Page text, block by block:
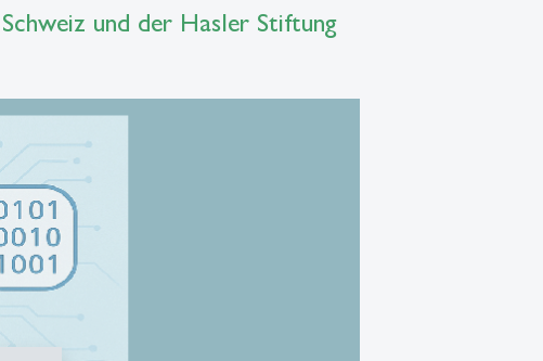
und der Hasler Stiftung